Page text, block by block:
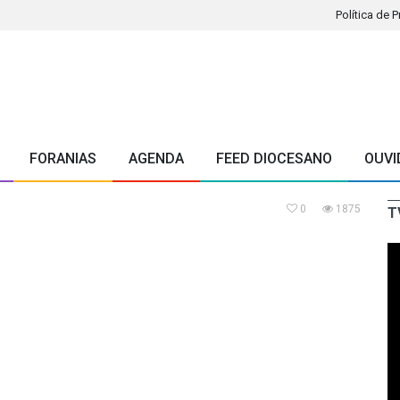
Política de
FORANIAS AGENDA FEED DIOCESANO
0 1875